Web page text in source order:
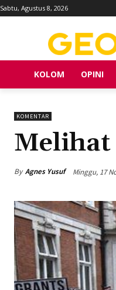
Sabtu, Agustus 8, 2026
KOLOM OPINI
KOMENTAR
Melihat
By Agnes Yusuf Minggu, 17